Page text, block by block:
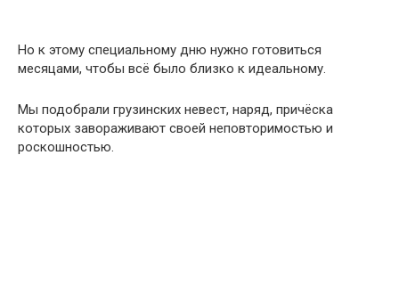
Но к этому специальному дню нужно готовиться
месяцами, чтобы всё было близко к идеальному.
Мы подобрали грузинских невест, наряд, причёска
которых завораживают своей неповторимостью и
роскошностью.